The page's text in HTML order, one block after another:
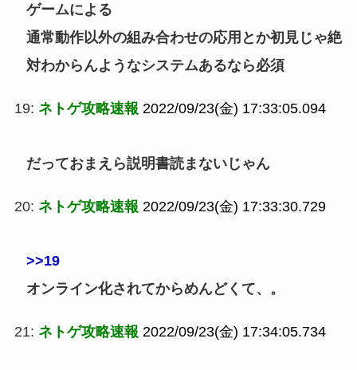
ゲームによる
通常動作以外の組み合わせの応用とか初見じゃ絶
対わからんようなシステムあるなら必須
19: ネトゲ攻略速報 2022/09/23(金) 17:33:05.094
だっておまえら説明書読まないじゃん
20: ネトゲ攻略速報 2022/09/23(金) 17:33:30.729
>>19
オンライン化されてからめんどくて、。
21: ネトゲ攻略速報 2022/09/23(金) 17:34:05.734